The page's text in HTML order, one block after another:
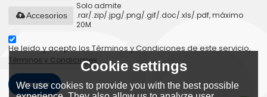
Solo admite
.rar/.zip/.jpg/.png/.gif/.doc/.xls/.pdf, máximo
20M
Accesorios
He leido y acepto los Términos y Condiciones de este servicio,
Términos y Condiciones
Mandar
Cookie settings
We use cookies to provide you with the best possible